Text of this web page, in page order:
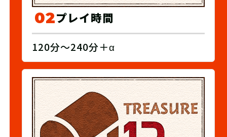
02プレイ時間
120分～240分＋α